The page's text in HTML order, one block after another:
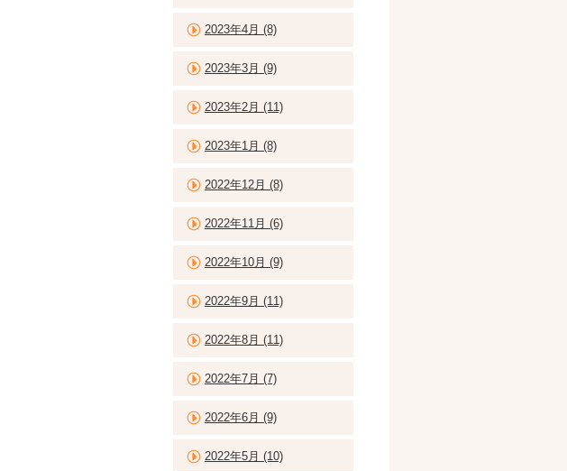
2023年4月 (8)
2023年3月 (9)
2023年2月 (11)
2023年1月 (8)
2022年12月 (8)
2022年11月 (6)
2022年10月 (9)
2022年9月 (11)
2022年8月 (11)
2022年7月 (7)
2022年6月 (9)
2022年5月 (10)